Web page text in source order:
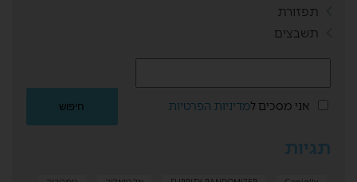
תפזורת
תשבצים
אני מסכים למדיניות הפרטיות
תגיות